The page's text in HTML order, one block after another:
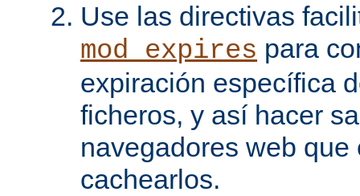
Use las directivas
mod_expires para
expiración específica
ficheros, y así hacer
navegadores web que
cachearlos.